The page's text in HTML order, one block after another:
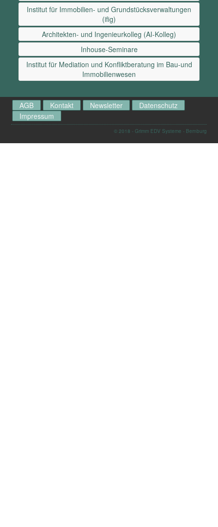
Institut für Immobilien- und Grundstücksverwaltungen
(ifig)
Architekten- und Ingenieurkolleg (AI-Kolleg)
Inhouse-Seminare
Institut für Mediation und Konfliktberatung im Bau-und
Immobilienwesen
AGB Kontakt Newsletter
Datenschutz
Impressum
© 2018 - Grimm EDV Systeme - Bernburg